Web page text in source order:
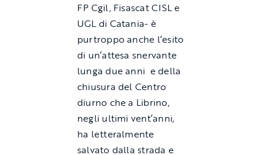
FP Cgil, Fisascat CISL e
UGL di Catania- è
purtroppo anche l’esito
di un’attesa snervante
lunga due anni e della
chiusura del Centro
diurno che a Librino,
negli ultimi vent’anni,
ha letteralmente
salvato dalla strada e